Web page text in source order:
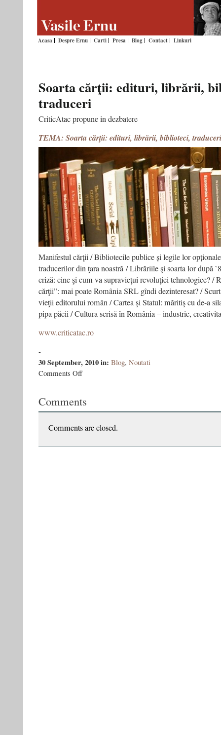
Acasa Despre Ernu Carti Presa Blog Contact Linkuri
Soarta cărţii: edituri, librării,
traduceri
CriticAtac propune in dezbatere
TEMA: Soarta cărţii: edituri, librării, biblioteci, traduceri
Manifestul cărţii / Bibliotecile publice și legile lor
traducerilor din ţara noastră / Librăriile şi soarta lor după
criză: cine şi cum va supravieţui revoluţiei tehnologice? /
cărţii”: mai poate România SRL gîndi dezinteresat? /
vieţii editorului român / Cartea şi Statul: măritiş cu de-a
pipa păcii / Cultura scrisă în România – industrie,
www.criticatac.ro
-
30 September, 2010in: Blog, Noutati
Comments Offon
librării,
traduceri
Comments
Comments are closed.